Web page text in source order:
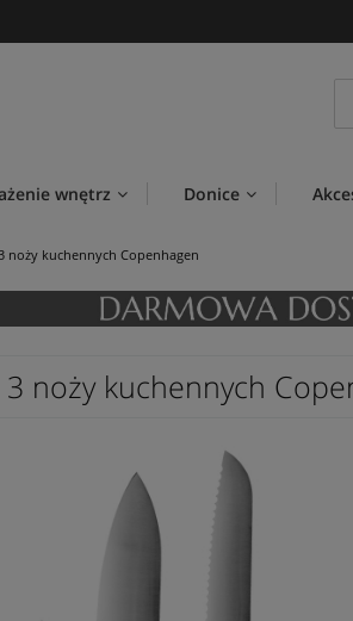
wnętrz Donice
noży kuchennych Copenhagen
3 noży kuchennych